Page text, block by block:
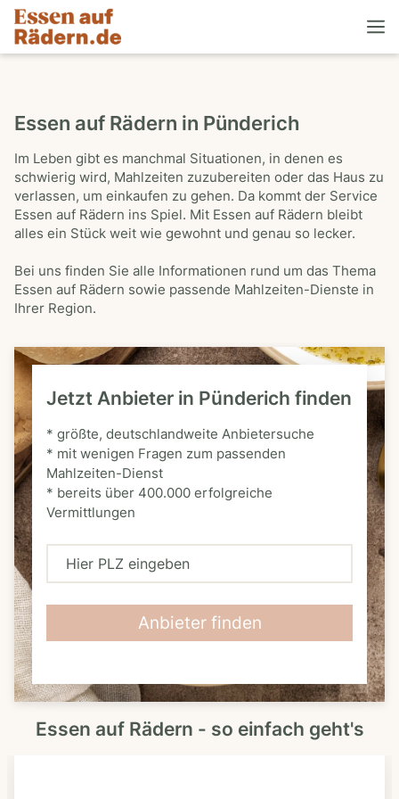
Essen auf Rädern in Pünderich
Im Leben gibt es manchmal Situationen, in denen es
schwierig wird, Mahlzeiten zuzubereiten oder das Haus zu
verlassen, um einkaufen zu gehen. Da kommt der Service
Essen auf Rädern ins Spiel. Mit Essen auf Rädern bleibt
alles ein Stück weit wie gewohnt und genau so lecker.
Bei uns finden Sie alle Informationen rund um das Thema
Essen auf Rädern sowie passende Mahlzeiten-Dienste in
Ihrer Region.
Jetzt Anbieter in Pünderich finden
* größte, deutschlandweite Anbietersuche
* mit wenigen Fragen zum passenden
Mahlzeiten-Dienst
* bereits über 400.000 erfolgreiche
Vermittlungen
H
L
Z
Anbieter finden
Essen auf Rädern - so einfach geht's